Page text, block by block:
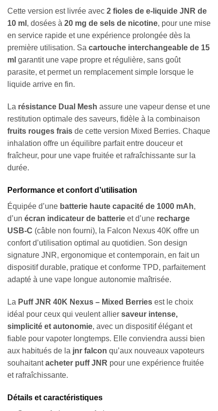
Cette version est livrée avec 2 fioles de e-liquide JNR de
10 ml , dosées à 20 mg de sels de nicotine, pour une mise
en service rapide et une expérience prolongée dès la
première utilisation. Sa cartouche interchangeable de 15
ml garantit une vape propre et régulière, sans goût
parasite, et permet un remplacement simple lorsque le
liquide arrive en fin.
La résistance Dual Mesh assure une vapeur dense et une
restitution optimale des saveurs, fidèle à la combinaison
fruits rouges frais de cette version Mixed Berries. Chaque
inhalation offre un équilibre parfait entre douceur et
fraîcheur, pour une vape fruitée et rafraîchissante sur la
durée.
Performance et confort d’utilisation
Équipée d’une batterie haute capacité de 1000 mAh,
d’un écran indicateur de batterie et d’une recharge
USB-C (câble non fourni), la Falcon Nexus 40K offre un
confort d’utilisation optimal au quotidien. Son design
signature JNR, ergonomique et contemporain, en fait un
dispositif durable, pratique et conforme TPD, parfaitement
adapté à une vape longue autonomie maîtrisée.
La Puff JNR 40K Nexus – Mixed Berries est le choix
idéal pour ceux qui veulent allier saveur intense,
simplicité et autonomie, avec un dispositif élégant et
fiable pour vapoter longtemps. Elle conviendra aussi bien
aux habitués de la jnr falcon qu’aux nouveaux vapoteurs
souhaitantacheter puff JNR pour une expérience fruitée
et rafraîchissante.
Détails et caractéristiques